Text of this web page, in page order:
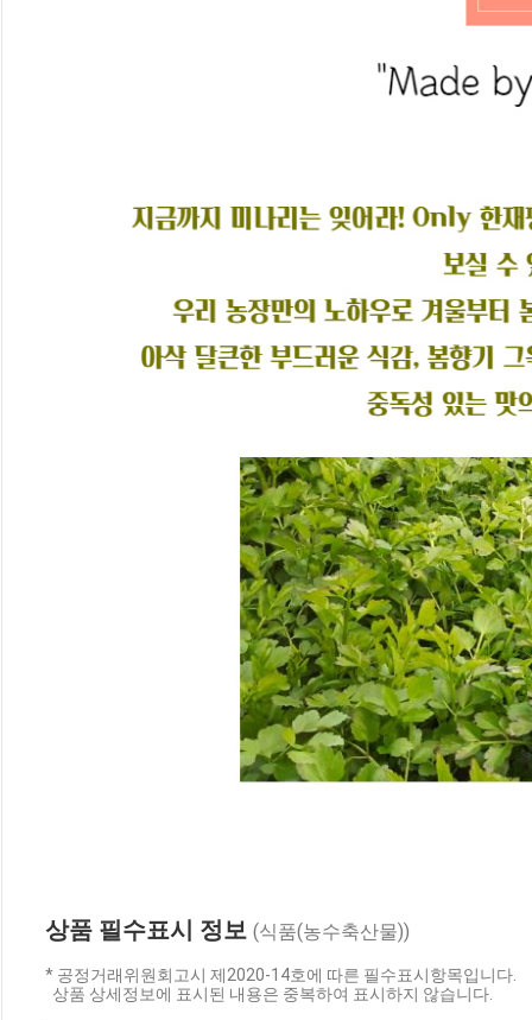
상품 필수표시 정보 (식품(농수축산물))
* 공정거래위원회고시 제2020-14호에 따른 필수표시항목입니다.
상품 상세정보에 표시된 내용은 중복하여 표시하지 않습니다.